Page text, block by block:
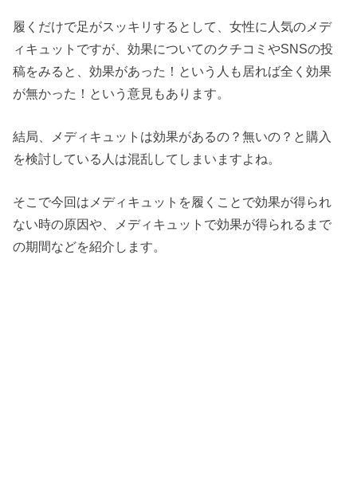
履くだけで足がスッキリするとして、女性に人気のメデ
ィキュットですが、効果についてのクチコミやSNSの投
稿をみると、効果があった！という人も居れば全く効果
が無かった！という意見もあります。
結局、メディキュットは効果があるの？無いの？と購入
を検討している人は混乱してしまいますよね。
そこで今回はメディキュットを履くことで効果が得られ
ない時の原因や、メディキュットで効果が得られるまで
の期間などを紹介します。